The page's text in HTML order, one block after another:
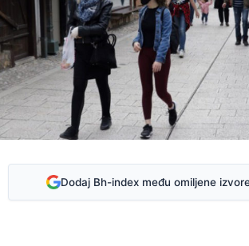
Dodaj Bh-index među omiljene